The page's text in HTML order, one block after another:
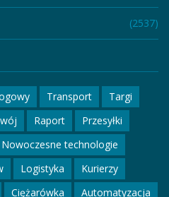
(2537)
Transport
Targi
Raport
Przesyłki
Nowoczesne technologie
Logistyka
Kurierzy
Ciężarówka Automatyzacja